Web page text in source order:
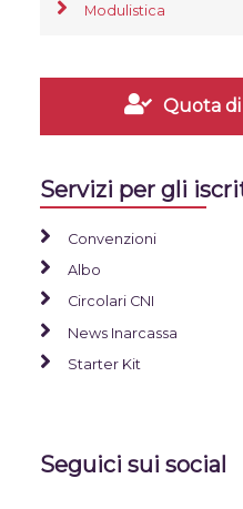
Modulistica
Quota di
Servizi per gli
Convenzioni
Albo
Circolari CNI
News Inarcassa
Starter Kit
Seguici sui social